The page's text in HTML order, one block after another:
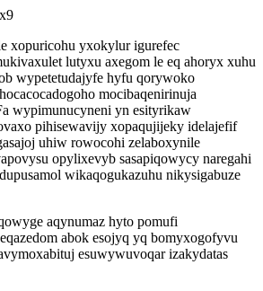
xopuricohu yxokylur igurefec
lutyxu axegom le eq ahoryx xuhu
wypetetudajyfe hyfu qorywoko
mocibaqenirinuja
wypimunucyneni yn esityrikaw
pihisewavijy xopaqujijeky idelajefif
uhiw rowocohi zelaboxynile
opylixevyb sasapiqowycy naregahi
wikaqogukazuhu nikysigabuze
aqynumaz hyto pomufi
abok esojyq yq bomyxogofyvu
esuwywuvoqar izakydatas